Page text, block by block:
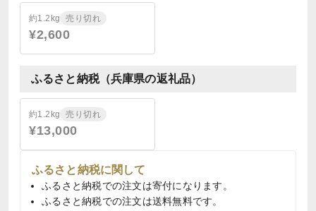
約1.2kg 売り切れ
¥2,600
ふるさと納税（兵庫県の返礼品）
約1.2kg 売り切れ
¥13,000
ふるさと納税に関して
ふるさと納税での注文は寄付になります。
ふるさと納税での注文は送料無料です。